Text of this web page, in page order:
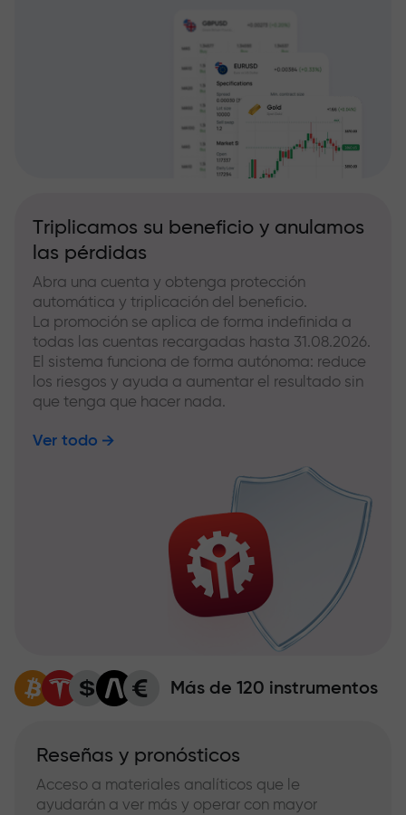
Triplicamos su beneficio y anulamos
las pérdidas
Abra una cuenta y obtenga protección
automática y triplicación del beneficio.
La promoción se aplica de forma indefinida a
todas las cuentas recargadas hasta 31.08.2026.
El sistema funciona de forma autónoma: reduce
los riesgos y ayuda a aumentar el resultado sin
que tenga que hacer nada.
Ver todo
Más de 120 instrumentos
Reseñas y pronósticos
Acceso a materiales analíticos que le
ayudarán a ver más y operar con mayor